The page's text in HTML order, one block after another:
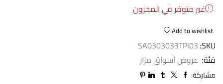
غير متوفر في المخزون
Add to wishlist
SKU:
SA0303033TPI03
فئة: عروض أسواق مزار
مشاركة: